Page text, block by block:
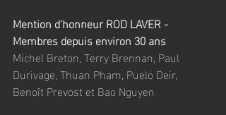
Mention d'honneur ROD LAVER -
Membres depuis environ 30 ans
Michel Breton, Terry Brennan, Paul
Durivage, Thuan Pham, Puelo Deir,
Benoît Prevost et Bao Nguyen